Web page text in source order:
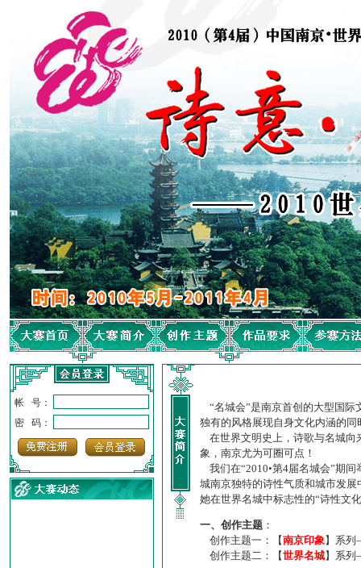
帐 号：
密 码：
“名城会”是南京首创的大型国际
独有的风格展现自身文化内涵的
在世界文明史上，诗歌与名城向
象，南京尤为可圈可点！
我们在“2010•第4届名城会”期
城南京独特的诗性气质和城市发
她在世界名城中标志性的“诗性文
一、创作主题 ：
创作主题一：【南京印象】系
创作主题二：【世界名城】系